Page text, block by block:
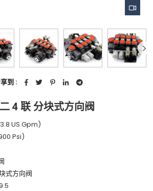
到 :
4 联 分块式方向阀
US Gpm)
Psi)
式方向阀